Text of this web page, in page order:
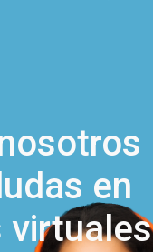
en
virtuales